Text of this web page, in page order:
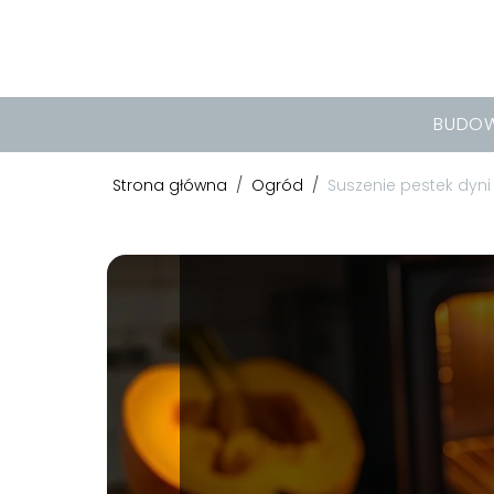
Strona główna / Ogród / Suszenie pestek